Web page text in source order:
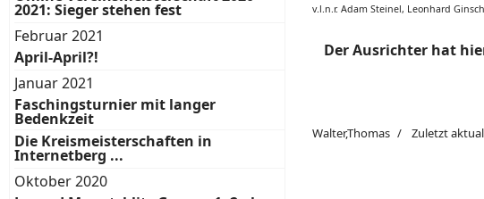
2021: Sieger stehen fest
Februar 2021
April-April?!
Januar 2021
Faschingsturnier mit langer
Bedenkzeit
Die Kreismeisterschaften in
Internetberg ...
Oktober 2020
v.l.n.r. Adam Steinel, Leonhard
Der Ausrichter hat
Walter,Thomas Zuletzt